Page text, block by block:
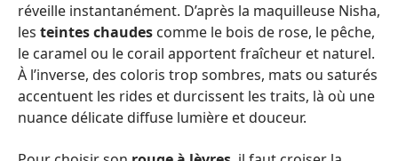
réveille instantanément. D’après la maquilleuse Nisha,
les teintes chaudes comme le bois de rose, le pêche,
le caramel ou le corail apportent fraîcheur et naturel.
À l’inverse, des coloris trop sombres, mats ou saturés
accentuent les rides et durcissent les traits, là où une
nuance délicate diffuse lumière et douceur.